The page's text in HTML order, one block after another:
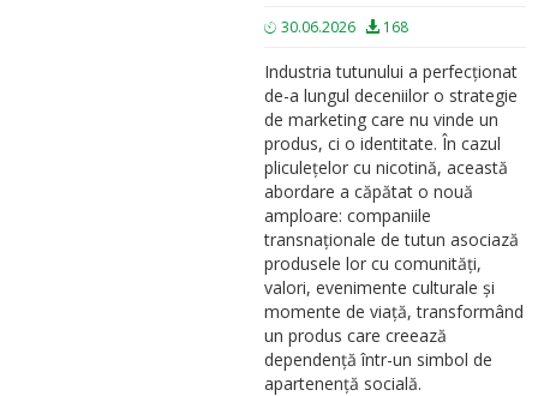
30.06.2026 168
Industria tutunului a perfecționat
de-a lungul deceniilor o strategie
de marketing care nu vinde un
produs, ci o identitate. În cazul
pliculețelor cu nicotină, această
abordare a căpătat o nouă
amploare: companiile
transnaționale de tutun asociază
produsele lor cu comunități,
valori, evenimente culturale și
momente de viață, transformând
un produs care creează
dependență într-un simbol de
apartenență socială.